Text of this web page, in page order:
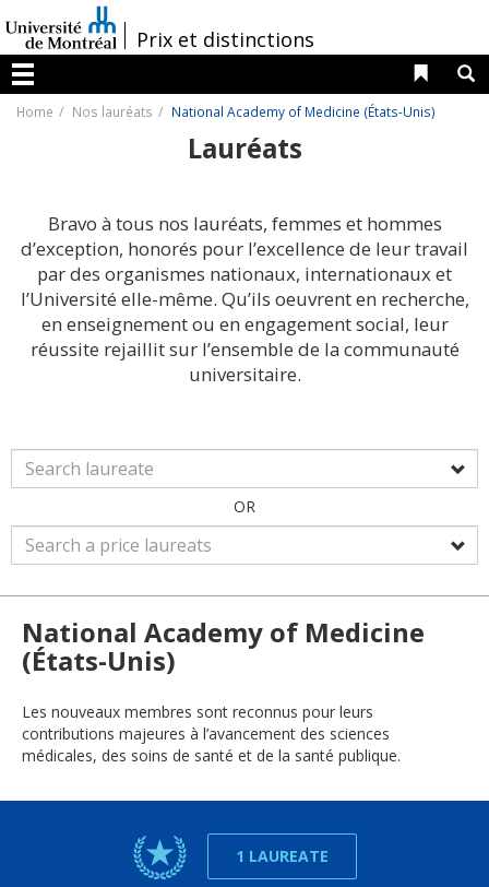
au
contenu
/Prix et distinctions
Menu
Liens
Home Nos lauréats National Academy of Medicine (États-Unis)
Lauréats
Bravo à tous nos lauréats, femmes et hommes
d’exception, honorés pour l’excellence de leur travail
par des organismes nationaux, internationaux et
l’Université elle-même. Qu’ils oeuvrent en recherche,
en enseignement ou en engagement social, leur
réussite rejaillit sur l’ensemble de la communauté
universitaire.
OR
National Academy of Medicine
(États-Unis)
Les nouveaux membres sont reconnus pour leurs
contributions majeures à l’avancement des sciences
médicales, des soins de santé et de la santé publique.
1 LAUREATE